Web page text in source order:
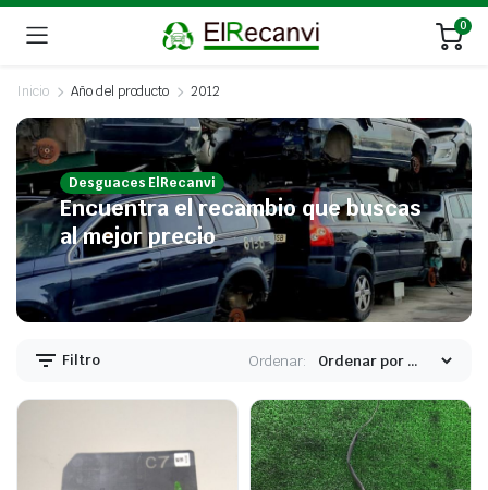
0
Inicio Año del producto 2012
Desguaces ElRecanvi
Encuentra el recambio que buscas
al mejor precio
Filtro Ordenar: